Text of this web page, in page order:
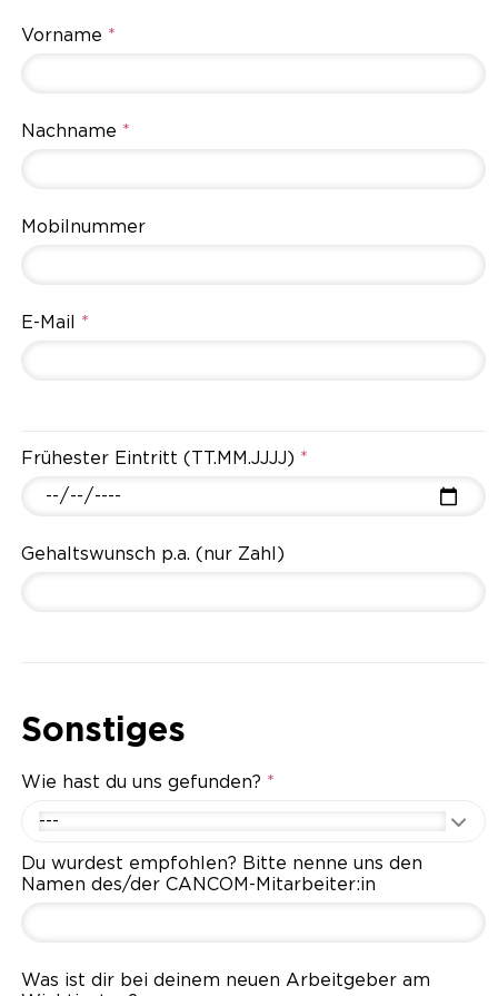
Vorname *
Nachname *
Mobilnummer
E-Mail *
Frühester Eintritt (TT.MM.JJJJ) *
Gehaltswunsch p.a. (nur Zahl)
Sonstiges
Wie hast du uns gefunden? *
---
Du wurdest empfohlen? Bitte nenne uns den
Namen des/der CANCOM-Mitarbeiter:in
Was ist dir bei deinem neuen Arbeitgeber am